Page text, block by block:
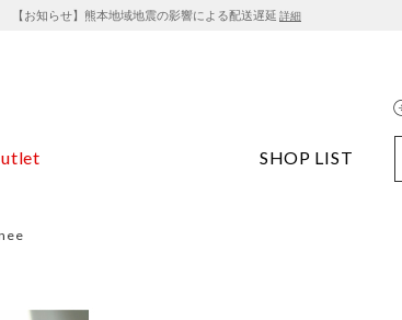
【お知らせ】熊本地域地震の影響による配送遅延 詳細
SHOP LIST